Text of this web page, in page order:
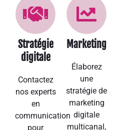
Stratégie
digitale
Contactez
nos experts
en
communication
pour
Marketing
Élaborez
une
stratégie de
marketing
digitale
multicanal,